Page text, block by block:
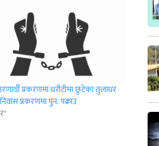
प्रकरणमा धरौटीमा छुटेका तुलाधर
प्रकरणमा पुन: पक्राउ